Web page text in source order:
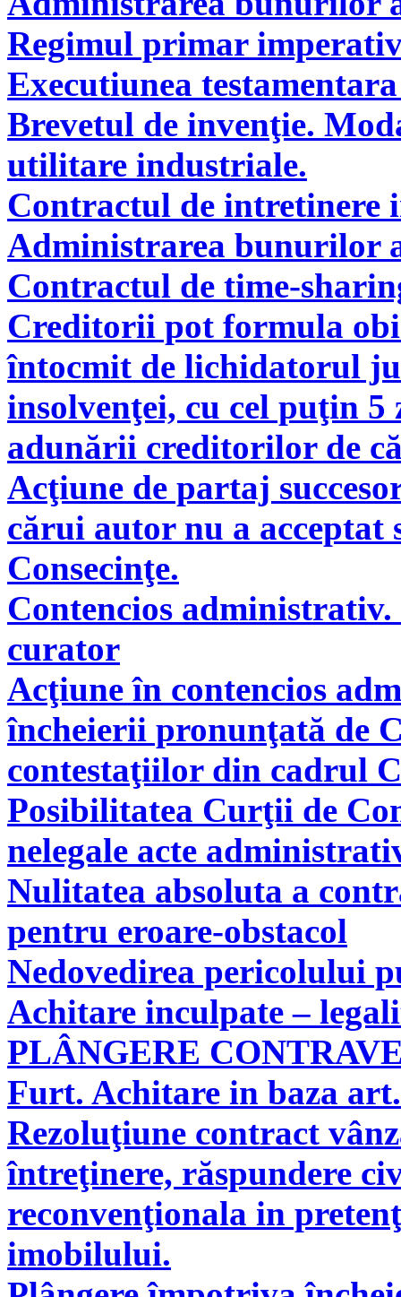
Regimul primar
Executiunea
Brevetul de invenţie.
utilitare industriale.
Contractul de intretinere
Administrarea bunurilor
Contractul de time-
Creditorii pot formula
întocmit de lichidatorul
insolvenţei, cu cel puţin
adunării creditorilor de
Acţiune de partaj
cărui autor nu a acceptat
Consecinţe.
Contencios
curator
Acţiune în contencios
încheierii pronunţată de
contestaţiilor din cadrul
Posibilitatea Curţii de
nelegale acte
Nulitatea absoluta a
pentru eroare-obstacol
Nedovedirea pericolului
Achitare inculpate –
PLÂNGERE
Furt. Achitare in baza
Rezoluţiune contract
întreţinere, răspundere
reconvenţionala in
imobilului.